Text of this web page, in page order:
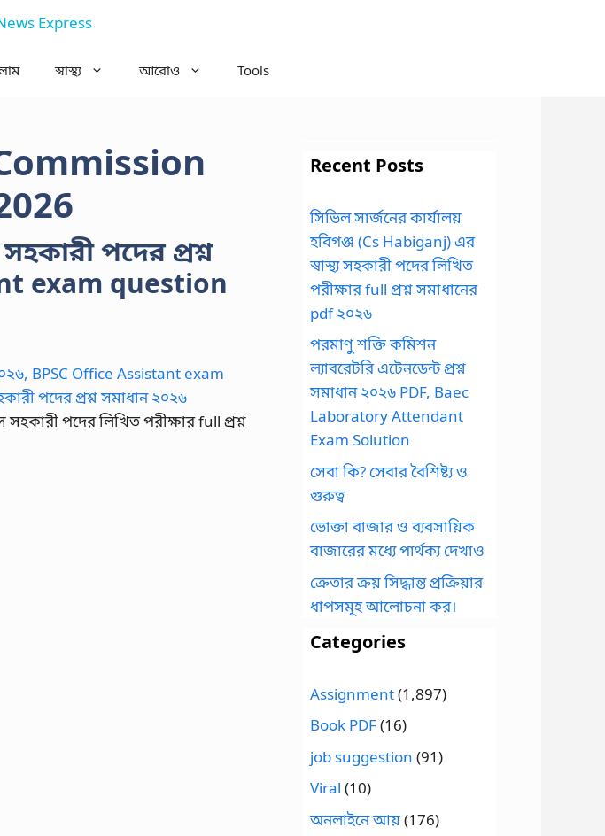
স্বাস্থ্য আরোও Tools
পদের প্রশ্ন
exam question
পদের লিখিত পরীক্ষার full প্রশ্ন
Recent Posts
সিভিল সার্জনের কার্যালয়
হবিগঞ্জ (Cs Habiganj) এর
স্বাস্থ্য সহকারী পদের লিখিত
পরীক্ষার full প্রশ্ন সমাধানের
pdf ২০২৬
পরমাণু শক্তি কমিশন
ল্যাবরেটরি এটেনডেন্ট প্রশ্ন
সমাধান ২০২৬ PDF, Baec
Laboratory Attendant
Exam Solution
সেবা কি? সেবার বৈশিষ্ট্য ও
গুরুত্ব
ভোক্তা বাজার ও ব্যবসায়িক
বাজারের মধ্যে পার্থক্য দেখাও
ক্রেতার ক্রয় সিদ্ধান্ত প্রক্রিয়ার
ধাপসমূহ আলোচনা কর।
Categories
Assignment(1,897)
Book PDF(16)
job suggestion (91)
Viral (10)
অনলাইনে আয়(176)